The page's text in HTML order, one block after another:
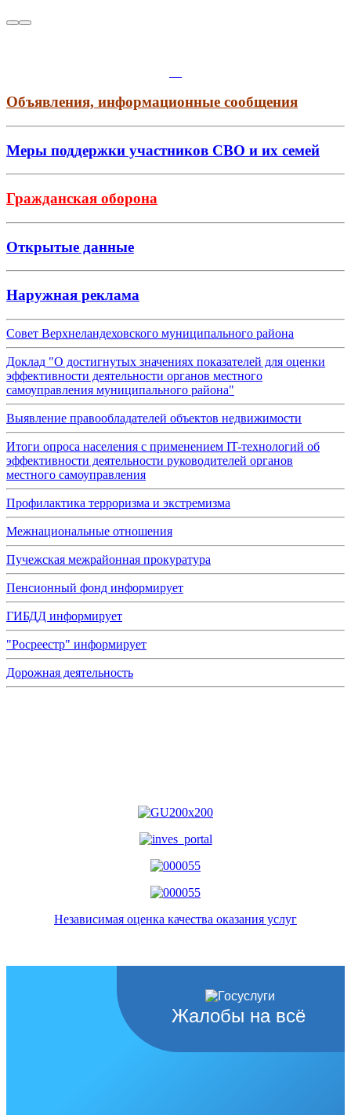
Объявления, информационные сообщения
Меры поддержки участников СВО и их семей
Гражданская оборона
Открытые данные
Наружная реклама
Совет Верхнеландеховского муниципального района
Доклад "О достигнутых значениях показателей для оценки
эффективности деятельности органов местного
самоуправления муниципального района"
Выявление правообладателей объектов недвижимости
Итоги опроса населения с применением IT-технологий об
эффективности деятельности руководителей органов
местного самоуправления
Профилактика терроризма и экстремизма
Межнациональные отношения
Пучежская межрайонная прокуратура
Пенсионный фонд информирует
ГИБДД информирует
"Росреестр" информирует
Дорожная деятельность
Независимая оценка качества оказания услуг
Жалобы на всё